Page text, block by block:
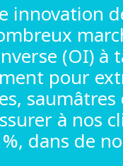
innovation
(OI) à
pour
saumâtres
à nos
dans de